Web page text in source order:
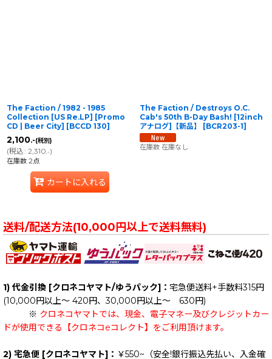
The Faction / 1982 - 1985
Collection [US Re.LP] [Promo
CD | Beer City] [BCCD 130]
2,100.-(税別)
(税込: 2,310.-)
在庫数 2点
カートに入れる
The Faction / Destroys O.C.
Cab's 50th B-Day Bash! [12inch
アナログ]【新品】
[BCR203-1]
在庫数 在庫なし
送料/配送方法(10,000円以上で送料無料)
1) 代金引換 [クロネコヤマト/ゆうパック]： 宅急便送料+手数料315円
(10,000円以上～ 420円、30,000円以上～ 630円)
※ クロネコヤマトでは、現金、電子マネー及びクレジットカー
ドが使用できる【クロネコeコレクト】をご利用頂けます。
2) 宅急便 [クロネコヤマト]： ￥550~（安全!銀行振込先払い、入金確